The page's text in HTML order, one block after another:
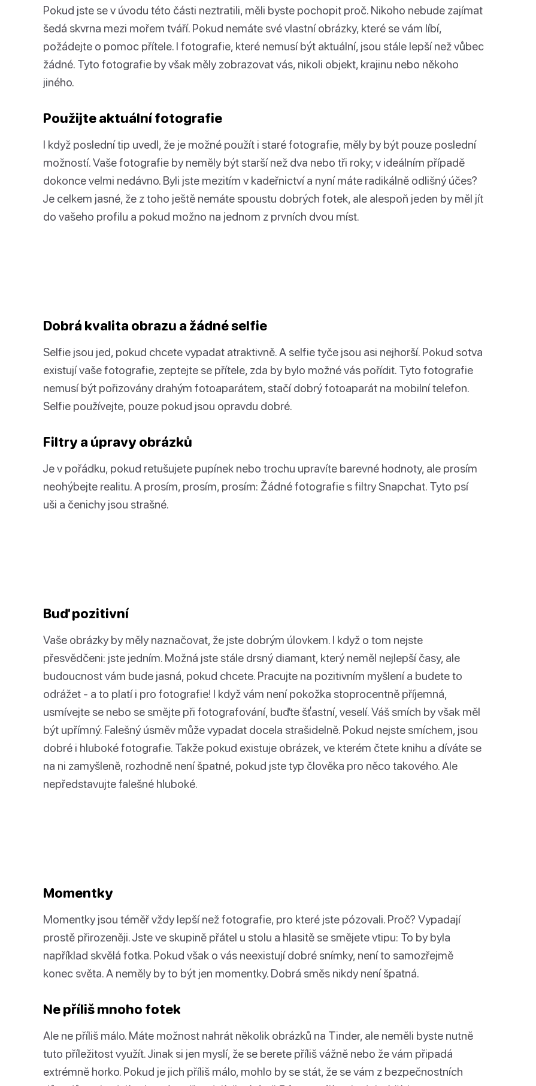
Pokud jste se v úvodu této části neztratili, měli byste pochopit proč. Nikoho nebude zajímat
šedá skvrna mezi mořem tváří. Pokud nemáte své vlastní obrázky, které se vám líbí,
požádejte o pomoc přítele. I fotografie, které nemusí být aktuální, jsou stále lepší než vůbec
žádné. Tyto fotografie by však měly zobrazovat vás, nikoli objekt, krajinu nebo někoho
jiného.
Použijte aktuální fotografie
I když poslední tip uvedl, že je možné použít i staré fotografie, měly by být pouze poslední
možností. Vaše fotografie by neměly být starší než dva nebo tři roky; v ideálním případě
dokonce velmi nedávno. Byli jste mezitím v kadeřnictví a nyní máte radikálně odlišný účes?
Je celkem jasné, že z toho ještě nemáte spoustu dobrých fotek, ale alespoň jeden by měl jít
do vašeho profilu a pokud možno na jednom z prvních dvou míst.
Dobrá kvalita obrazu a žádné selfie
Selfie jsou jed, pokud chcete vypadat atraktivně. A selfie tyče jsou asi nejhorší. Pokud sotva
existují vaše fotografie, zeptejte se přítele, zda by bylo možné vás pořídit. Tyto fotografie
nemusí být pořizovány drahým fotoaparátem, stačí dobrý fotoaparát na mobilní telefon.
Selfie používejte, pouze pokud jsou opravdu dobré.
Filtry a úpravy obrázků
Je v pořádku, pokud retušujete pupínek nebo trochu upravíte barevné hodnoty, ale prosím
neohýbejte realitu. A prosím, prosím, prosím: Žádné fotografie s filtry Snapchat. Tyto psí
uši a čenichy jsou strašné.
Buď pozitivní
Vaše obrázky by měly naznačovat, že jste dobrým úlovkem. I když o tom nejste
přesvědčeni: jste jedním. Možná jste stále drsný diamant, který neměl nejlepší časy, ale
budoucnost vám bude jasná, pokud chcete. Pracujte na pozitivním myšlení a budete to
odrážet - a to platí i pro fotografie! I když vám není pokožka stoprocentně příjemná,
usmívejte se nebo se smějte při fotografování, buďte šťastní, veselí. Váš smích by však měl
být upřímný. Falešný úsměv může vypadat docela strašidelně. Pokud nejste smíchem, jsou
dobré i hluboké fotografie. Takže pokud existuje obrázek, ve kterém čtete knihu a díváte se
na ni zamyšleně, rozhodně není špatné, pokud jste typ člověka pro něco takového. Ale
nepředstavujte falešné hluboké.
Momentky
Momentky jsou téměř vždy lepší než fotografie, pro které jste pózovali. Proč? Vypadají
prostě přirozeněji. Jste ve skupině přátel u stolu a hlasitě se smějete vtipu: To by byla
například skvělá fotka. Pokud však o vás neexistují dobré snímky, není to samozřejmě
konec světa. A neměly by to být jen momentky. Dobrá směs nikdy není špatná.
Ne příliš mnoho fotek
Ale ne příliš málo. Máte možnost nahrát několik obrázků na Tinder, ale neměli byste nutně
tuto příležitost využít. Jinak si jen myslí, že se berete příliš vážně nebo že vám připadá
extrémně horko. Pokud je jich příliš málo, mohlo by se stát, že se vám z bezpečnostních